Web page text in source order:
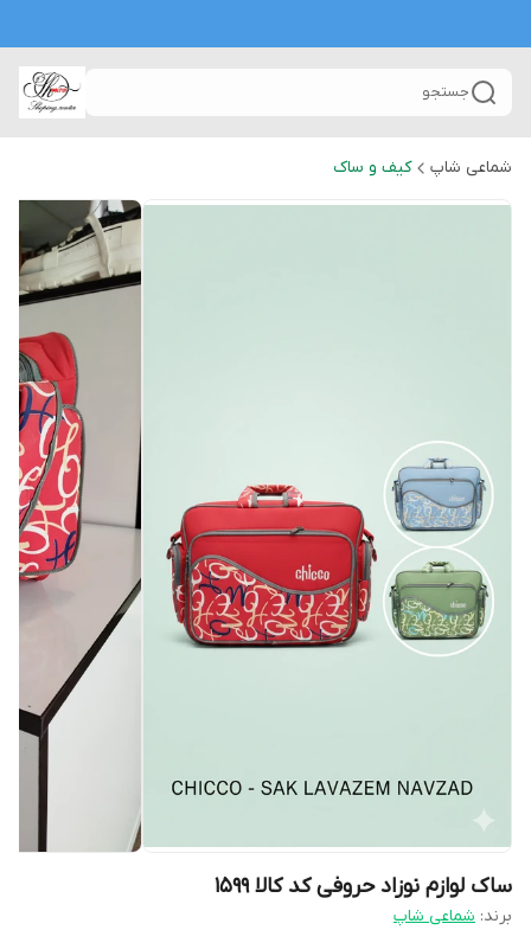
جستجو
شماعی شاپ کیف و ساک
ساک لوازم نوزاد حروفی کد کالا ۱۵۹۹
برند: شماعی شاپ